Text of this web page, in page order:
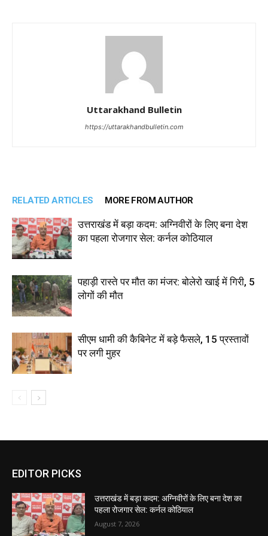
Uttarakhand Bulletin
https://uttarakhandbulletin.com
RELATED ARTICLES MORE FROM AUTHOR
उत्तराखंड में बड़ा कदम: अग्निवीरों के लिए बना देश
का पहला रोजगार सेल: कर्नल कोठियाल
पहाड़ी रास्ते पर मौत का मंजर: बोलेरो खाई में गिरी, 5
लोगों की मौत
सीएम धामी की कैबिनेट में बड़े फैसले, 15 प्रस्तावों
पर लगी मुहर
EDITOR PICKS
उत्तराखंड में बड़ा कदम: अग्निवीरों के लिए बना देश का
पहला रोजगार सेल: कर्नल कोठियाल
August 7, 2026